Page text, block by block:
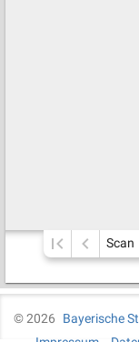
Scan
©2026
Bayerische